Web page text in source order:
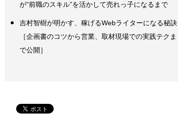
が“前職のスキル”を活かして売れっ子になるまで
吉村智樹が明かす、稼げるWebライターになる秘訣
［企画書のコツから営業、取材現場での実践テクま
で公開］